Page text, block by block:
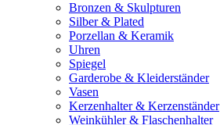
Bronzen & Skulpturen
Silber & Plated
Porzellan & Keramik
Uhren
Spiegel
Garderobe & Kleiderständer
Vasen
Kerzenhalter & Kerzenständer
Weinkühler & Flaschenhalter